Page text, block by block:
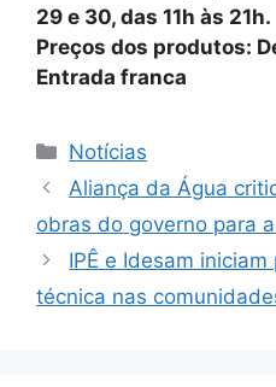
29 e 30, das 11h às 21h.
Preços dos produtos:
Entrada franca
Notícias
Aliança da Água
obras do governo para
IPÊ e Idesam
técnica nas